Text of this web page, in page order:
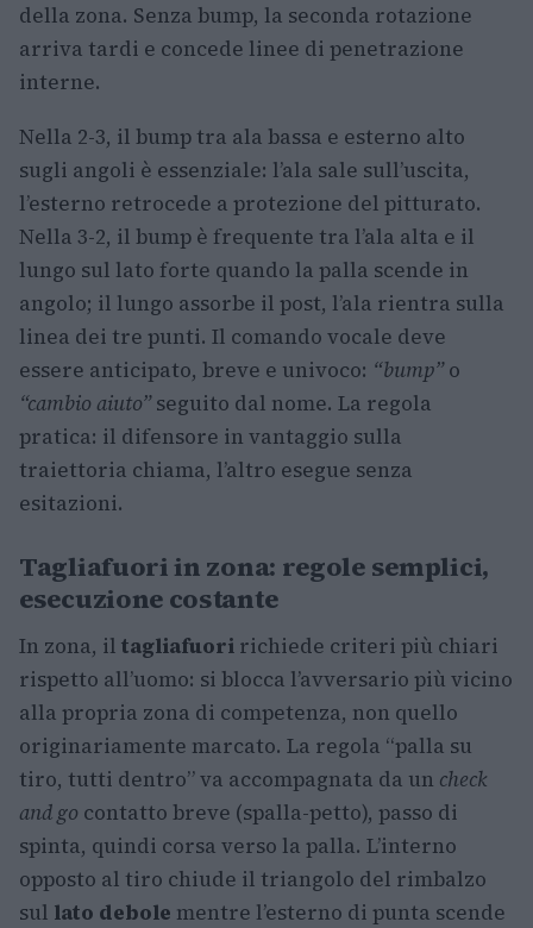
della zona. Senza bump, la seconda rotazione
arriva tardi e concede linee di penetrazione
interne.
Nella 2-3, il bump tra ala bassa e esterno alto
sugli angoli è essenziale: l’ala sale sull’uscita,
l’esterno retrocede a protezione del pitturato.
Nella 3-2, il bump è frequente tra l’ala alta e il
lungo sul lato forte quando la palla scende in
angolo; il lungo assorbe il post, l’ala rientra sulla
linea dei tre punti. Il comando vocale deve
essere anticipato, breve e univoco: “bump”o
“cambio aiuto”seguito dal nome. La regola
pratica: il difensore in vantaggio sulla
traiettoria chiama, l’altro esegue senza
esitazioni.
Tagliafuori in zona: regole semplici,
esecuzione costante
In zona, il tagliafuori richiede criteri più chiari
rispetto all’uomo: si blocca l’avversario più vicino
alla propria zona di competenza, non quello
originariamente marcato. La regola “palla su
tiro, tutti dentro” va accompagnata da un check
and go contatto breve (spalla-petto), passo di
spinta, quindi corsa verso la palla. L’interno
opposto al tiro chiude il triangolo del rimbalzo
sul lato debole mentre l’esterno di punta scende